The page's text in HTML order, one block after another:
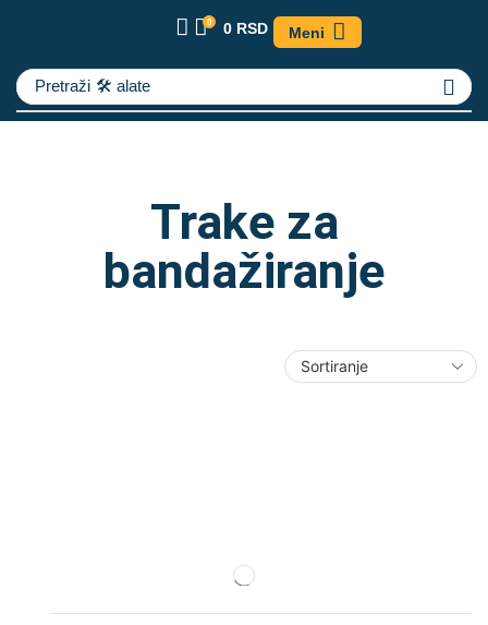
0 0 RSD Meni
Pretraži 🛠️ alate
Trake za
bandažiranje